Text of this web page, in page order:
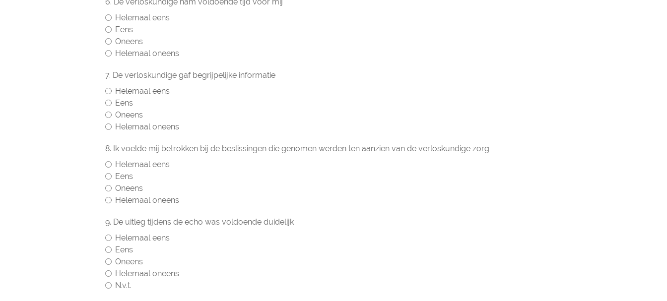
Helemaal eens
Eens
Oneens
Helemaal oneens
7. De verloskundige gaf begrijpelijke informatie
Helemaal eens
Eens
Oneens
Helemaal oneens
8. Ik voelde mij betrokken bij de beslissingen die genomen werden ten aanzien van de verloskundige zorg
Helemaal eens
Eens
Oneens
Helemaal oneens
9. De uitleg tijdens de echo was voldoende duidelijk
Helemaal eens
Eens
Oneens
Helemaal oneens
N.v.t.